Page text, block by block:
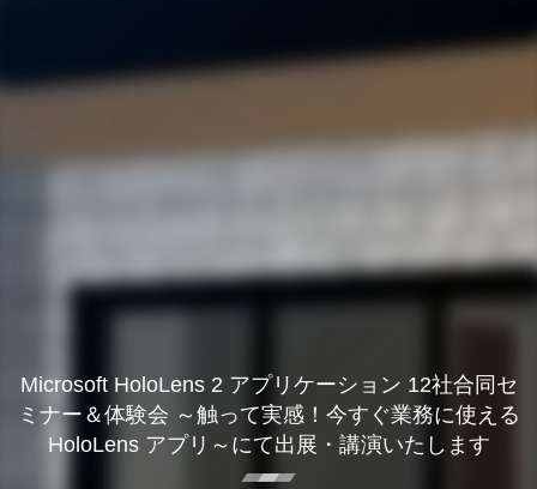
Microsoft HoloLens 2 アプリケーション 12社合同セ
ミナー＆体験会 ～触って実感！今すぐ業務に使える
HoloLens アプリ～にて出展・講演いたします